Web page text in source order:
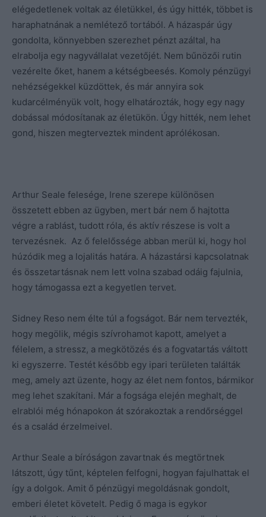
elégedetlenek voltak az életükkel, és úgy hitték, többet is
haraphatnának a nemlétező tortából. A házaspár úgy
gondolta, könnyebben szerezhet pénzt azáltal, ha
elrabolja egy nagyvállalat vezetőjét. Nem bűnözői rutin
vezérelte őket, hanem a kétségbeesés. Komoly pénzügyi
nehézségekkel küzdöttek, és már annyira sok
kudarcélményük volt, hogy elhatározták, hogy egy nagy
dobással módosítanak az életükön. Úgy hitték, nem lehet
gond, hiszen megterveztek mindent aprólékosan.
Arthur Seale felesége, Irene szerepe különösen
összetett ebben az ügyben, mert bár nem ő hajtotta
végre a rablást, tudott róla, és aktív részese is volt a
tervezésnek. Az ő felelőssége abban merül ki, hogy hol
húzódik meg a lojalitás határa. A házastársi kapcsolatnak
és összetartásnak nem lett volna szabad odáig fajulnia,
hogy támogassa ezt a kegyetlen tervet.
Sidney Reso nem élte túl a fogságot. Bár nem tervezték,
hogy megölik, mégis szívrohamot kapott, amelyet a
félelem, a stressz, a megkötözés és a fogvatartás váltott
ki egyszerre. Testét később egy ipari területen találták
meg, amely azt üzente, hogy az élet nem fontos, bármikor
meg lehet szakítani. Már a fogsága elején meghalt, de
elrablói még hónapokon át szórakoztak a rendőrséggel
és a család érzelmeivel.
Arthur Seale a bíróságon zavartnak és megtörtnek
látszott, úgy tűnt, képtelen felfogni, hogyan fajulhattak el
így a dolgok. Amit ő pénzügyi megoldásnak gondolt,
emberi életet követelt. Pedig ő maga is egykor